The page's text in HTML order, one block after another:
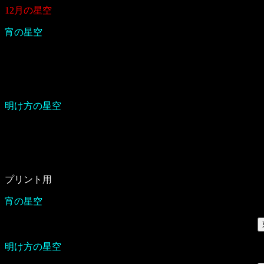
12月の星空
宵の星空
明け方の星空
プリント用
宵の星空
明け方の星空